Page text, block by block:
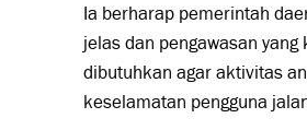
Ia berharap pemerintah
jelas dan pengawasan
dibutuhkan agar aktivitas
keselamatan pengguna